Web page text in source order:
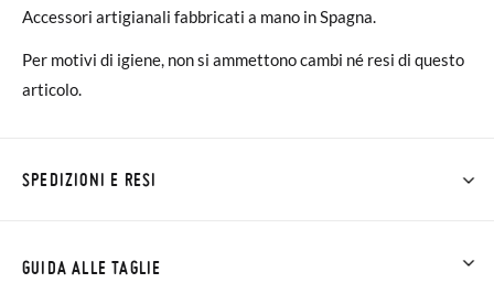
Accessori artigianali fabbricati a mano in Spagna.
Per motivi di igiene, non si ammettono cambi né resi di questo
articolo.
SPEDIZIONI E RESI
ordini inferiori a 30 €, la spedizione standard costa 3,95 € e
GUIDA ALLE TAGLIE